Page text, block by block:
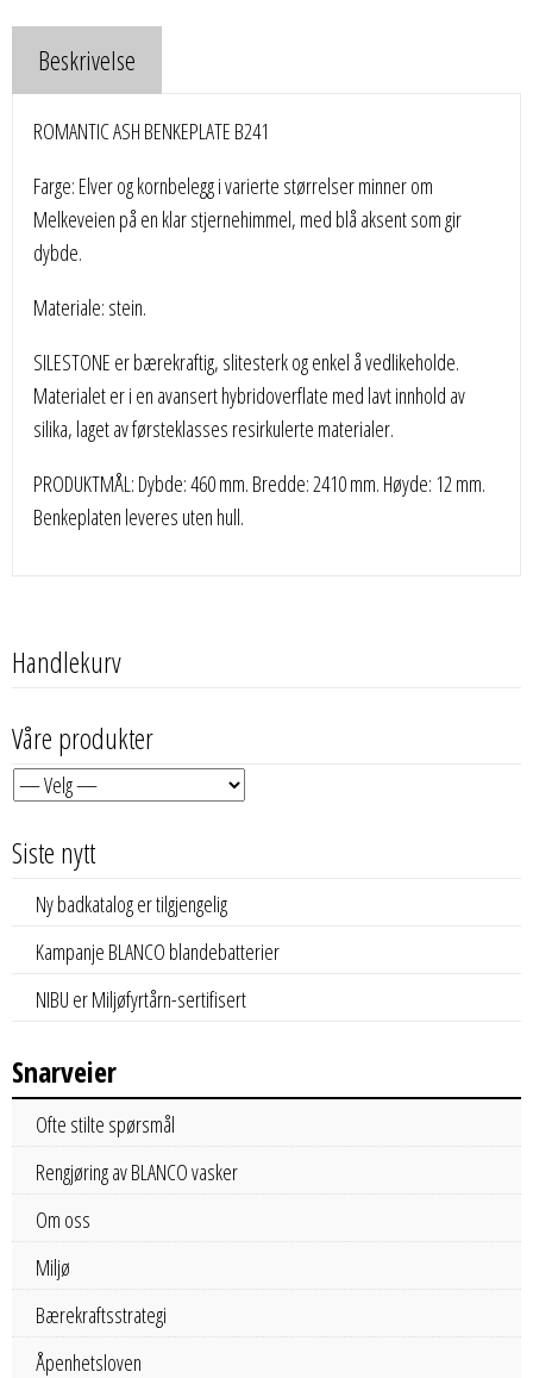
Beskrivelse
ROMANTIC ASH BENKEPLATE B241
Farge: Elver og kornbelegg i varierte størrelser minner om
Melkeveien på en klar stjernehimmel, med blå aksent som gir
dybde.
Materiale: stein.
SILESTONE er bærekraftig, slitesterk og enkel å vedlikeholde.
Materialet er i en avansert hybridoverflate med lavt innhold av
silika, laget av førsteklasses resirkulerte materialer.
PRODUKTMÅL: Dybde: 460 mm. Bredde: 2410 mm. Høyde: 12 mm.
Benkeplaten leveres uten hull.
Handlekurv
Våre produkter
Siste nytt
Ny badkatalog er tilgjengelig
Kampanje BLANCO blandebatterier
NIBU er Miljøfyrtårn-sertifisert
Snarveier
Ofte stilte spørsmål
Rengjøring av BLANCO vasker
Om oss
Miljø
Bærekraftsstrategi
Åpenhetsloven